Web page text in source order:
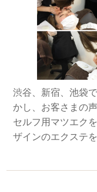
渋谷、新宿、池袋
かし、お客さまの
セルフ用マツエク
ザインのエクステ